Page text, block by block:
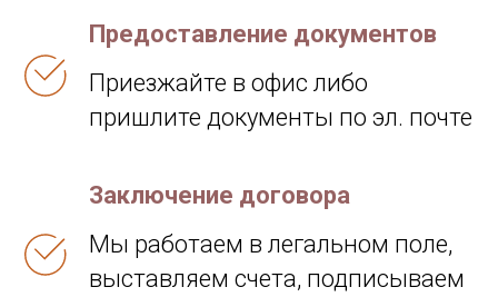
Предоставление документов
Приезжайте в офис либо
пришлите документы по эл. почте
Заключение договора
Мы работаем в легальном поле,
выставляем счета, подписываем